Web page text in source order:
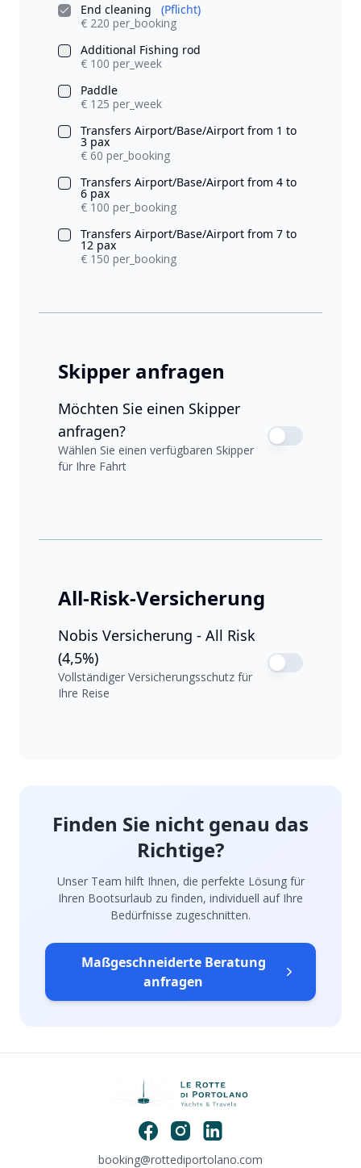
End cleaning
(Pflicht)
€ 220 per_booking
Additional Fishing rod
€ 100 per_week
Paddle
€ 125 per_week
Transfers Airport/Base/Airport from 1 to
3 pax
€ 60 per_booking
Transfers Airport/Base/Airport from 4 to
6 pax
€ 100 per_booking
Transfers Airport/Base/Airport from 7 to
12 pax
€ 150 per_booking
Skipper anfragen
Möchten Sie einen Skipper
anfragen?
Wählen Sie einen verfügbaren Skipper
für Ihre Fahrt
All-Risk-Versicherung
Nobis Versicherung - All Risk
(4,5%)
Vollständiger Versicherungsschutz für
Ihre Reise
Finden Sie nicht genau das
Richtige?
Unser Team hilft Ihnen, die perfekte Lösung für
Ihren Bootsurlaub zu finden, individuell auf Ihre
Bedürfnisse zugeschnitten.
Maßgeschneiderte Beratung
anfragen
booking@rottediportolano.com